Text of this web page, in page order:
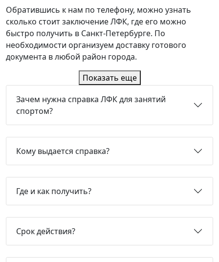
Обратившись к нам по телефону, можно узнать
сколько стоит заключение ЛФК, где его можно
быстро получить в Санкт-Петербурге. По
необходимости организуем доставку готового
документа в любой район города.
Показать еще
Зачем нужна справка ЛФК для занятий
спортом?
Кому выдается справка?
Где и как получить?
Срок действия?